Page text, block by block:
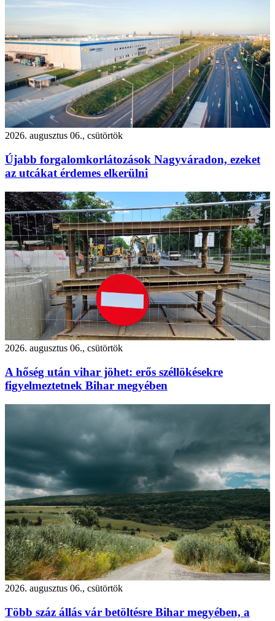
2026. augusztus 06., csütörtök
Újabb forgalomkorlátozások Nagyváradon, ezeket
az utcákat érdemes elkerülni
2026. augusztus 06., csütörtök
A hőség után vihar jöhet: erős széllökésekre
figyelmeztetnek Bihar megyében
2026. augusztus 06., csütörtök
Több száz állás vár betöltésre Bihar megyében, a